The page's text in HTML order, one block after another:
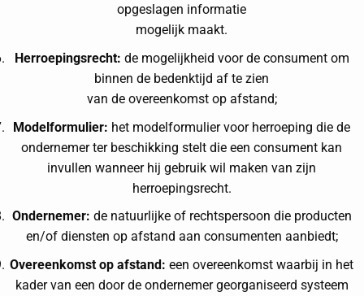
opgeslagen informatie
mogelijk maakt.
Herroepingsrecht: de mogelijkheid voor de consument om
binnen de bedenktijd af te zien
van de overeenkomst op afstand;
Modelformulier: het modelformulier voor herroeping die de
ondernemer ter beschikking stelt die een consument kan
invullen wanneer hij gebruik wil maken van zijn
herroepingsrecht.
Ondernemer: de natuurlijke of rechtspersoon die producten
en/of diensten op afstand aan consumenten aanbiedt;
Overeenkomst op afstand: een overeenkomst waarbij in het
kader van een door de ondernemer georganiseerd systeem